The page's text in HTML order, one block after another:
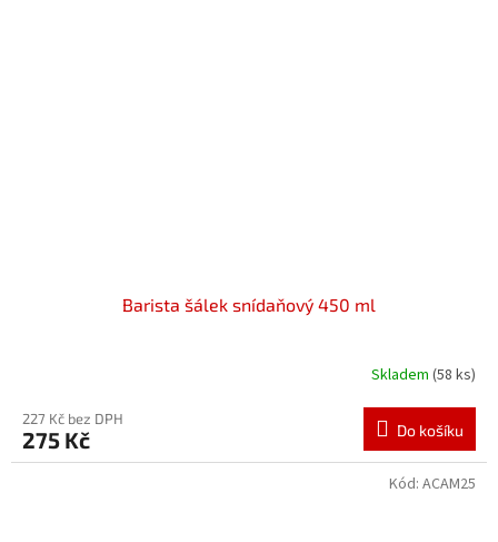
Barista šálek snídaňový 450 ml
Skladem (58 ks)
227 Kč bez DPH
275 Kč Do košíku
Kód: ACAM25